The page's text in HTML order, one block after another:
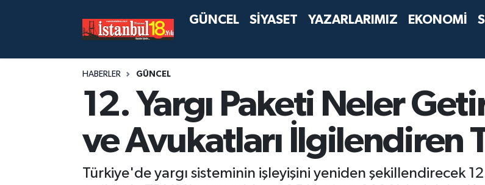
GÜNCEL SİYASET YAZARLARIMIZ EKONOMİ
HABERLER GÜNCEL
12. Yargı Paketi Neler
ve Avukatları İlgilendiren
Türkiye'de yargı sisteminin işleyişini yeniden şekillendirecek